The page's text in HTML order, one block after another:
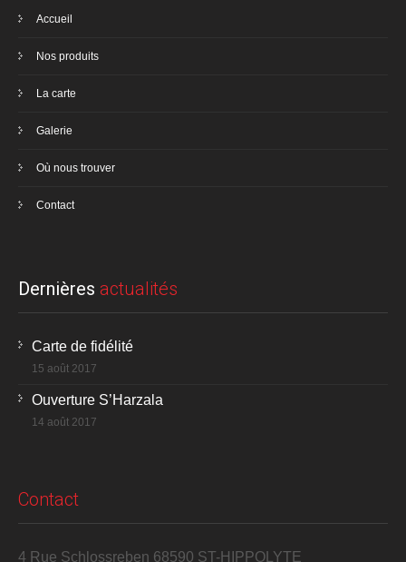
Accueil
Nos produits
La carte
Galerie
Où nous trouver
Contact
Dernières actualités
Carte de fidélité
15 août 2017
Ouverture S’Harzala
14 août 2017
Contact
4 Rue Schlossreben 68590 ST-HIPPOLYTE